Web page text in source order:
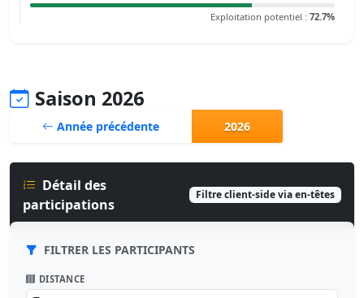
Exploitation potentiel : 72.7%
Saison 2026
Année précédente 2026
Détail des
participations
Filtre client-side via en-têtes
FILTRER LES PARTICIPANTS
DISTANCE